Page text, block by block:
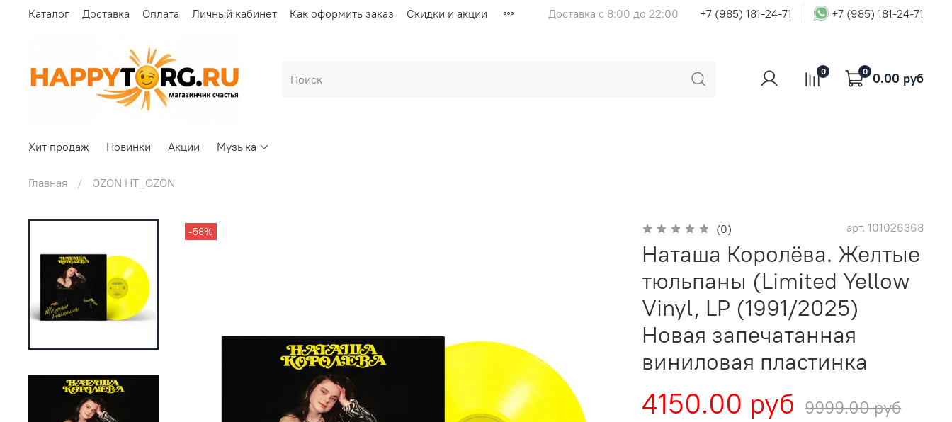
Каталог Доставка Оплата Личный кабинет Как оформить заказ Скидки и акции Доставка с 8:00 до 22:00 +7 (985) 181-24-71 +7 (985) 181-24-71
0 0 0.00 руб
Хит продаж Новинки Акции Музыка
Главная OZON HT_OZON
-58% (0) арт. 101026368
Наташа Королёва. Желтые
тюльпаны (Limited Yellow
Vinyl, LP (1991/2025)
Новая запечатанная
виниловая пластинка
4150.00 руб 9999.00 руб